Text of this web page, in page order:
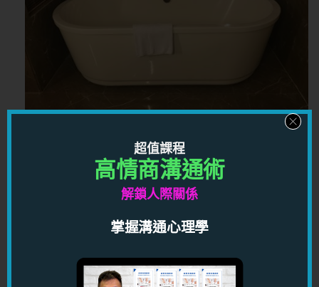
能夠在上海住到這麼高級而舒適的酒店，我感覺很
超值課程
高情商溝通術
解鎖人際關係
掌握溝通心理學